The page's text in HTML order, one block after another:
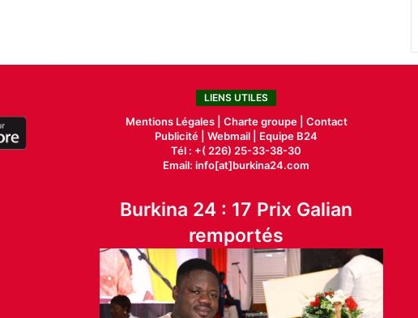
LIENS UTILES
Mentions Légales | Charte groupe | Contact
Publicité |Webmail |
Equipe B24
Tél : +( 226) 25-33-38-30
Email: info[at]burkina24.com
Burkina 24 : 17 Prix Galian
remportés